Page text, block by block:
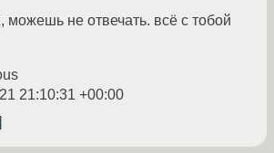
можешь не отвечать. всё с тобой
21:10:31 +00:00